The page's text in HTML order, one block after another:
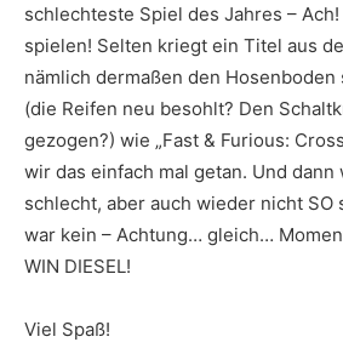
schlechteste Spiel des Jahres –
spielen! Selten kriegt ein Titel aus
nämlich dermaßen den Hosenboden
(die Reifen neu besohlt? Den
gezogen?) wie „Fast & Furious:
wir das einfach mal getan. Und dann
schlecht, aber auch wieder nicht
war kein – Achtung… gleich…
WIN DIESEL!
Viel Spaß!